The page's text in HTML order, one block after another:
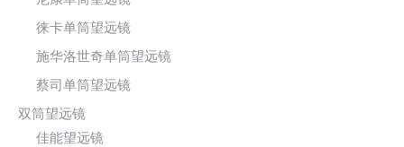
徕卡单筒望远镜
施华洛世奇单筒望远镜
蔡司单筒望远镜
双筒望远镜
佳能望远镜